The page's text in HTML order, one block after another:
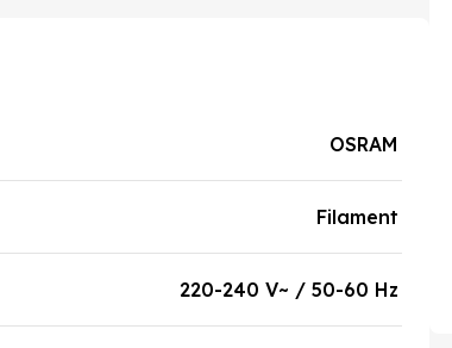
OSRAM
Filament
220-240 V~ / 50-60 Hz